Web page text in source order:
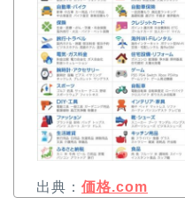
出典： 価格.com